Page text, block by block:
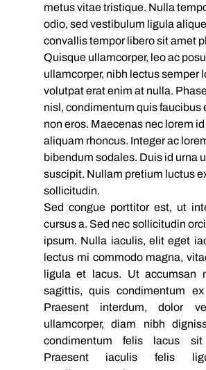
metus vitae tristique. Nulla
odio, sed vestibulum ligula
convallis tempor libero sit amet
Quisque ullamcorper, leo ac
ullamcorper, nibh lectus semper
volutpat erat enim at nulla.
nisl, condimentum quis faucibus
non eros. Maecenas nec lorem
aliquam rhoncus. Integer ac
bibendum sodales. Duis id urna
suscipit. Nullam pretium luctus
sollicitudin.
Sed congue porttitor est, ut
cursus a. Sed nec sollicitudin
ipsum. Nulla iaculis, elit eget
lectus mi commodo magna,
ligula et lacus. Ut accumsan
sagittis, quis condimentum ex
Praesent interdum, dolor
ullamcorper, diam nibh
condimentum felis lacus
Praesent iaculis felis